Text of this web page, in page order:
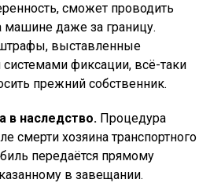
сможет проводить
машине даже за границу.
выставленные
фиксации, всё-таки
прежний собственник.
в наследство. Процедура
смерти хозяина транспортного
передаётся прямому
в завещании.